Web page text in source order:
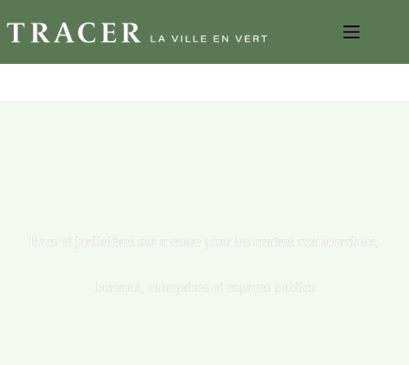
Bacs et jardinières sur-mesure pour les centres commerciaux,
bureaux, entreprises et espaces publics